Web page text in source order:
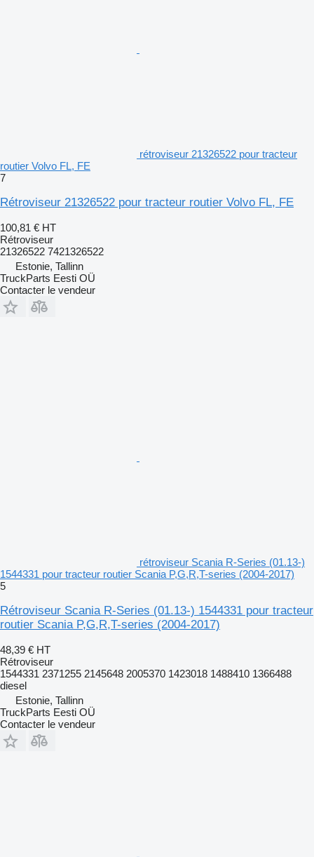
rétroviseur 21326522 pour tracteur
routier Volvo FL, FE
7
Rétroviseur 21326522 pour tracteur routier Volvo FL, FE
100,81 € HT
Rétroviseur
21326522 7421326522
Estonie, Tallinn
TruckParts Eesti OÜ
Contacter le vendeur
rétroviseur Scania R-Series (01.13-)
1544331 pour tracteur routier Scania P,G,R,T-series (2004-2017)
5
Rétroviseur Scania R-Series (01.13-) 1544331 pour tracteur
routier Scania P,G,R,T-series (2004-2017)
48,39 € HT
Rétroviseur
1544331 2371255 2145648 2005370 1423018 1488410 1366488
diesel
Estonie, Tallinn
TruckParts Eesti OÜ
Contacter le vendeur